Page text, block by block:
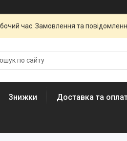
час. Замовлення та
Знижки Доставка та